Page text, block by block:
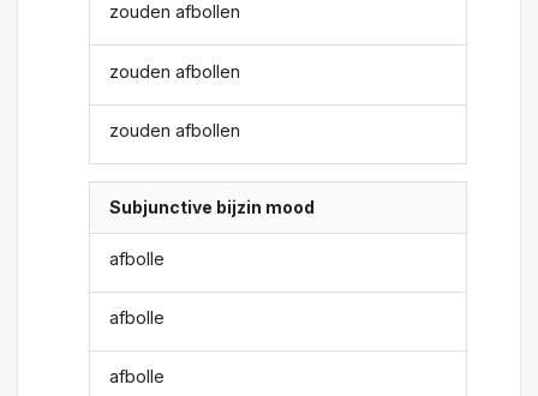
zouden afbollen
zouden afbollen
zouden afbollen
Subjunctive bijzin mood
afbolle
afbolle
afbolle